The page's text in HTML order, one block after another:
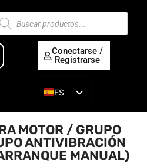
Conectarse /
Registrarse
ES
EN
MOTOR / GRUPO
ANTIVIBRACIÓN
MANUAL)